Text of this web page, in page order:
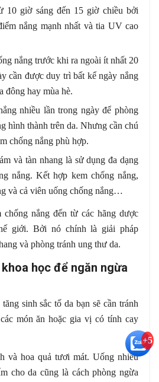
10 giờ sáng đến 15 giờ chiều bởi
nắng mạnh nhất và tia UV cao
nắng trước khi ra ngoài ít nhất 20
cần được duy trì bất kể ngày nắng
đông hay mùa hè.
nhiều lần trong ngày để phòng
hình thành trên da. Nhưng cần chú
chống nắng phù hợp.
và tàn nhang là sử dụng đa dạng
nắng. Kết hợp kem chống nắng,
và cả viên uống chống nắng…
nắng đến từ các hãng dược
giới. Bởi nó chính là giải pháp
và phòng tránh ung thư da.
học để ngăn ngừa
sinh sắc tố da bạn sẽ cần tránh
món ăn hoặc gia vị có tính cay
và hoa quả tươi mát. Uống nhiều
cho da cũng là cách phòng ngừa
+5